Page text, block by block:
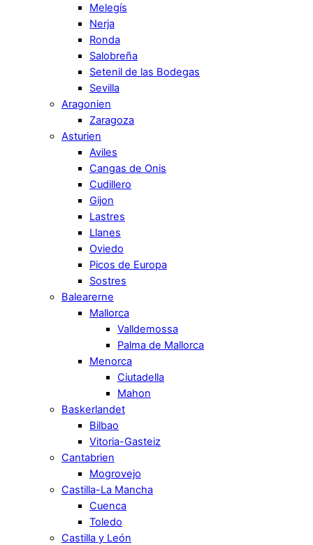
Melegís
Nerja
Ronda
Salobreña
Setenil de las Bodegas
Sevilla
Aragonien
Zaragoza
Asturien
Aviles
Cangas de Onis
Cudillero
Gijon
Lastres
Llanes
Oviedo
Picos de Europa
Sostres
Balearerne
Mallorca
Valldemossa
Palma de Mallorca
Menorca
Ciutadella
Mahon
Baskerlandet
Bilbao
Vitoria-Gasteiz
Cantabrien
Mogrovejo
Castilla-La Mancha
Cuenca
Toledo
Castilla y León